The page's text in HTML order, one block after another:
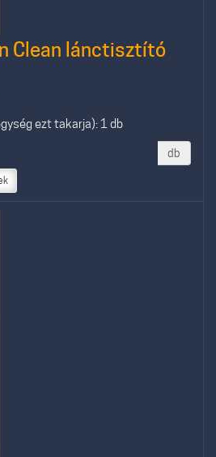
Clean lánctisztító
ezt takarja): 1 db
db